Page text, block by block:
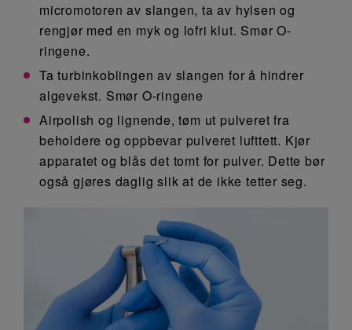
micromotoren av slangen, ta av hylsen og
rengjør med en myk og lofri klut. Smør O-
ringene.
Ta turbinkoblingen av slangen for å hindrer
algevekst. Smør O-ringene
Airpolish og lignende, tøm ut pulveret fra
beholdere og oppbevar pulveret lufttett. Kjør
apparatet og blås det tomt for pulver. Dette bør
også gjøres daglig slik at de ikke tetter seg.